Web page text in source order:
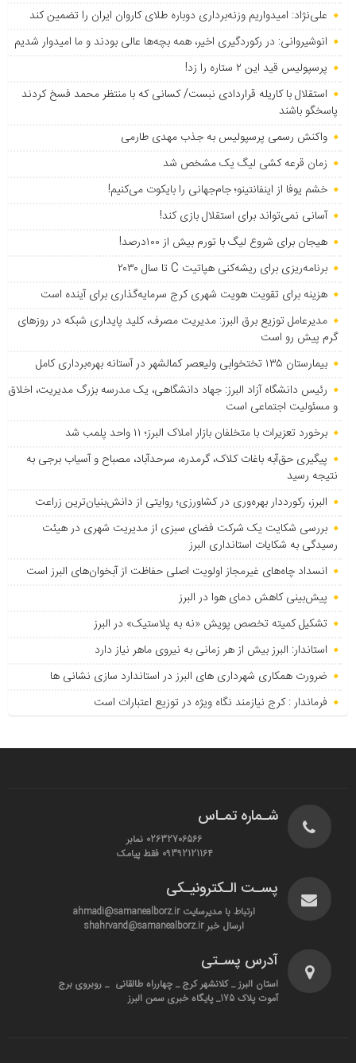
علی‌نژاد: امیدواریم وزنه‌برداری دوباره طلای کاروان ایران را تضمین کند
انوشیروانی: در رکوردگیری اخیر، همه بچه‌ها عالی بودند و ما امیدوار شدیم
پرسپولیس قید این ۲ ستاره را زد!
استقلال با کاریله قراردادی نبست/ کسانی که با منتظر محمد فسخ کردند
پاسخگو باشند
واکنش رسمی پرسپولیس به جذب مهدی طارمی
زمان قرعه کشی لیگ یک مشخص شد
خشم یوفا از اینفانتینو؛ جام‌جهانی را بایکوت می‌کنیم!
آسانی نمی‌تواند برای استقلال بازی کند!
هیجان برای شروع لیگ با تورم بیش از ۱۰۰درصد!
برنامه‌ریزی برای ریشه‌کنی هپاتیت C تا سال ۲۰۳۰
هزینه برای تقویت هویت شهری کرج سرمایه‌گذاری برای آینده است
مدیرعامل توزیع برق البرز: مدیریت مصرف، کلید پایداری شبکه در روزهای
گرم پیش رو است
بیمارستان ۱۳۵ تختخوابی ولیعصر کمالشهر در آستانه بهره‌برداری کامل
رئیس دانشگاه آزاد البرز: جهاد دانشگاهی، یک مدرسه بزرگ مدیریت، اخلاق
و مسئولیت اجتماعی است
برخورد تعزیرات با متخلفان بازار املاک البرز؛ ۱۱ واحد پلمب شد
پیگیری حق‌آبه باغات کلاک، گرمدره، سرحدآباد، مصباح و آسیاب برجی به
نتیجه رسید
البرز، رکورددار بهره‌وری در کشاورزی؛ روایتی از دانش‌بنیان‌ترین زراعت
بررسی شکایت یک شرکت فضای سبزی از مدیریت شهری در هیئت
رسیدگی به شکایات استانداری البرز
انسداد چاه‌های غیرمجاز اولویت اصلی حفاظت از آبخوان‌های البرز است
پیش‌بینی کاهش دمای هوا در البرز
تشکیل کمیته تخصص پویش «نه به پلاستیک» در البرز
استاندار: البرز بیش از هر زمانی به نیروی ماهر نیاز دارد
ضرورت همکاری شهرداری های البرز در استاندارد سازی نشانی ها
فرماندار : کرج نیازمند نگاه ویژه در توزیع اعتبارات است
شـماره تمـاس
02632706566 نمابر
09392121164 فقط پیامک
پسـت الـکترونیـکی
ارتباط با مدیرسایت ahmadi@samanealborz.ir
ارسال خبر shahrvand@samanealborz.ir
آدرس پسـتی
استان البرز _ کلانشهر کرج _ چهارراه طالقانی _ روبروی برج
آموت پلاک 175_ پایگاه خبری سمن البرز